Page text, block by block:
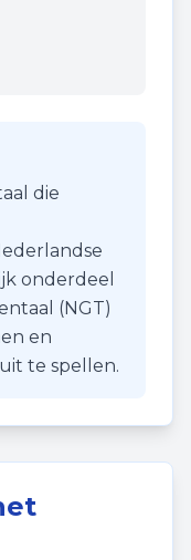
die
onderdeel
(NGT)
en
te spellen.